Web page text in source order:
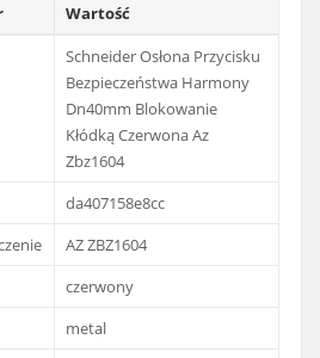
Wartość
Schneider Osłona Przycisku
Bezpieczeństwa Harmony
Dn40mm Blokowanie
Kłódką Czerwona Az
Zbz1604
da407158e8cc
AZ ZBZ1604
czerwony
metal